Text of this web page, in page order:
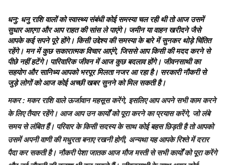
धनु: धनु राशि वालों को स्वास्थ्य संबंधी कोई समस्या चल रही थी तो आज उसमें
सुधार आएगा और आप राहत की सांस ले पाएंगे। जमीन या वाहन खरीदने जैसे
आपके कई सपने पूरे होंगे। किसी उद्देश्य की समस्या के बारे में सुनकर थोड़े चिंतित
रहेंगे। मन में कुछ सकारात्मक विचार आएंगे, जिससे आप किसी की मदद करने से
पीछे नहीं हटेंगे। पारिवारिक जीवन में आज कुछ बदलाव होंगे। जीवनसाथी का
सहयोग और सानिध्य आपको भरपूर मिलता नजर आ रहा है। सरकारी नौकरी से
जुड़े लोगों को आज कोई अच्छी खबर सुनने को मिल सकती है।
मकर: मकर राशि वाले ऊर्जावान महसूस करेंगे, इसलिए आप अपने सभी काम करने
के लिए तैयार रहेंगे। आज आप उन कार्यों को पूरा करने का प्रयास करेंगे, जो लंबे
समय से लंबित हैं। परिवार के किसी सदस्य के साथ कोई बहस छिड़ती है तो आपको
उसमें अपनी वाणी की मधुरता बनाए रखनी होगी, अन्यथा यह आपके रिश्ते में दरार
पैदा कर सकती है। नौकरी पेशा जातक आज मौज मस्ती से सभी कार्यों को पूरा करेंगे